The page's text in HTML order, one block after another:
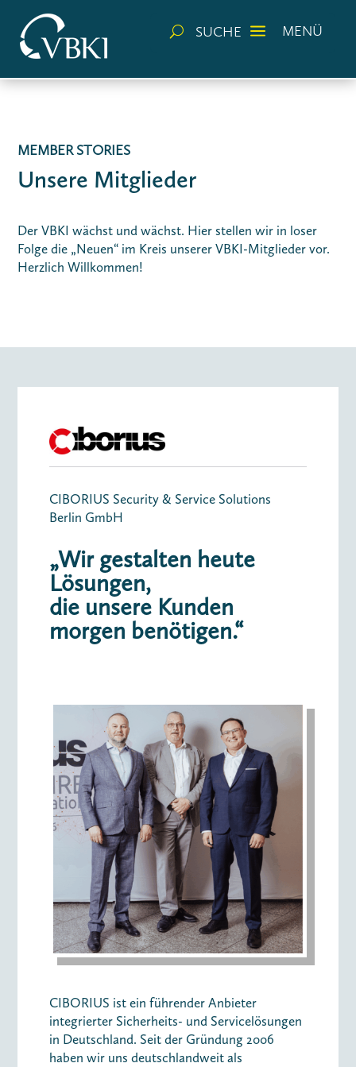
U SUCHE a MENÜ
MEMBER STORIES
Unsere Mitglieder
Der VBKI wächst und wächst. Hier stellen wir in loser
Folge die „Neuen“ im Kreis unserer VBKI-Mitglieder vor.
Herzlich Willkommen!
CIBORIUS Security & Service Solutions
Berlin GmbH
„Wir gestalten heute
Lösungen,
die unsere Kunden
morgen benötigen.“
CIBORIUS ist ein führender Anbieter
integrierter Sicherheits- und Servicelösungen
in Deutschland. Seit der Gründung 2006
haben wir uns deutschlandweit als